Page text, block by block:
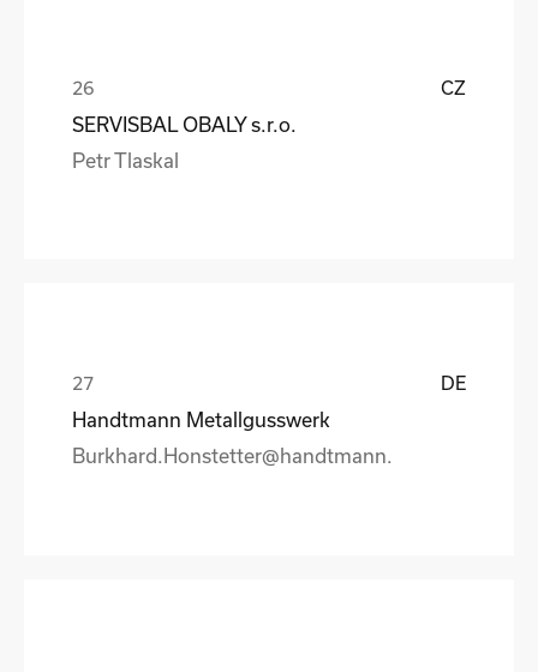
CZ
SERVISBAL OBALY s.r.o.
Petr Tlaskal
DE
Handtmann Metallgusswerk
Burkhard.Honstetter@handtmann.